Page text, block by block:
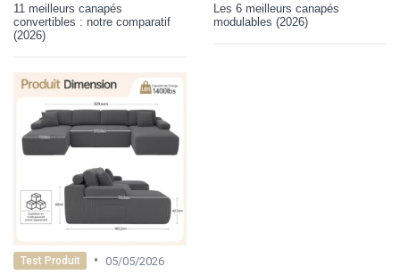
11 meilleurs canapés
convertibles : notre comparatif
(2026)
Les 6 meilleurs canapés
modulables (2026)
Test Produit • 05/05/2026